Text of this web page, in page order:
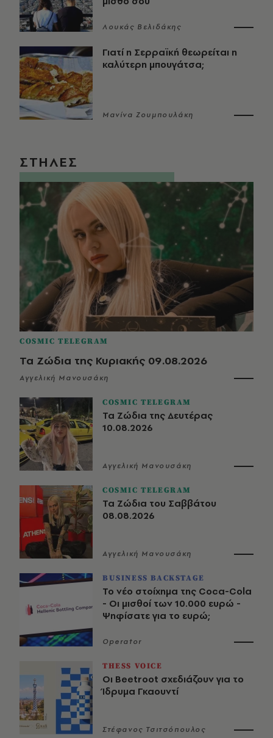
Λουκάς Βελιδάκης
Γιατί η Σερραϊκή θεωρείται η
καλύτερη μπουγάτσα;
Μανίνα Ζουμπουλάκη
ΣΤΗΛΕΣ
COSMIC TELEGRAM
Τα Ζώδια της Κυριακής 09.08.2026
Αγγελική Μανουσάκη
COSMIC TELEGRAM
Τα Ζώδια της Δευτέρας
10.08.2026
Αγγελική Μανουσάκη
COSMIC TELEGRAM
Τα Ζώδια του Σαββάτου
08.08.2026
Αγγελική Μανουσάκη
BUSINESS BACKSTAGE
Το νέο στοίχημα της Coca-Cola
- Οι μισθοί των 10.000 ευρώ -
Ψηφίσατε για το ευρώ;
Operator
THESS VOICE
Οι Beetroot σχεδιάζουν για το
Ίδρυμα Γκαουντί
Στέφανος Τσιτσόπουλος